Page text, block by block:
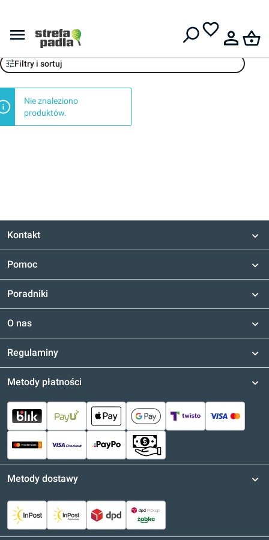
Pro's Pro
Filtry i sortuj
Nie znaleziono
produktów.
Kontakt
Pomoc
Poradniki
O nas
Regulaminy
Metody płatności
Metody dostawy